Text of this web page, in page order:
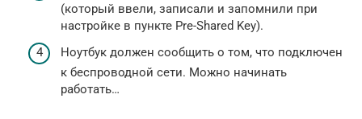
(который ввели, записали и запомнили при
настройке в пункте Pre-Shared Key).
Ноутбук должен сообщить о том, что подключен
к беспроводной сети. Можно начинать
работать…